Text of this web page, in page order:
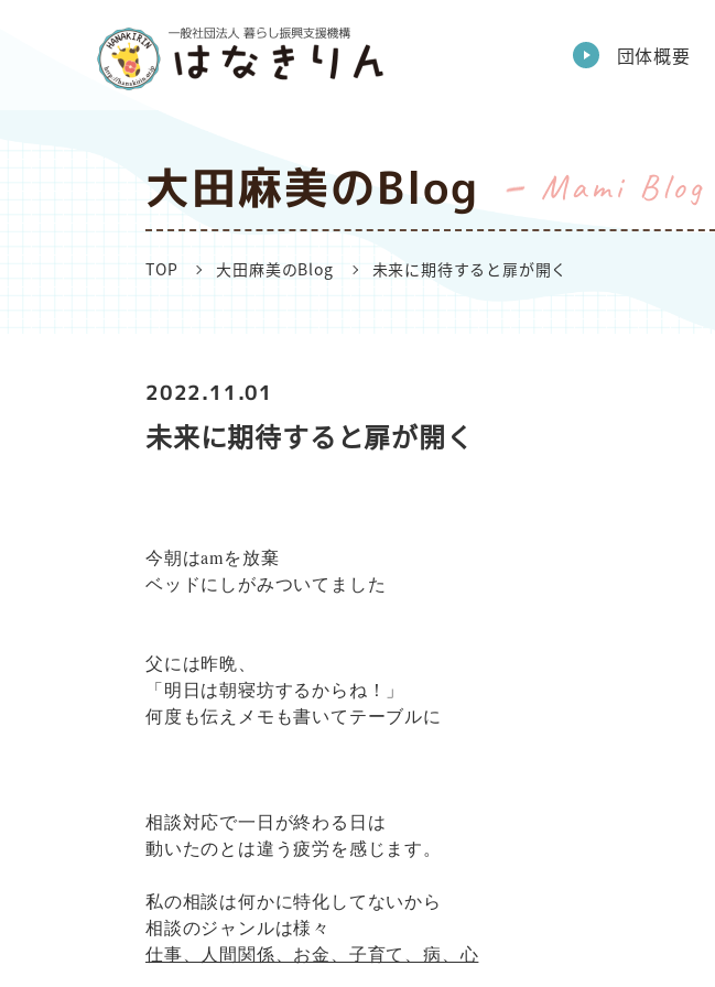
団体概要
大田麻美のBlog Mami Blog
TOP 大田麻美のBlog 未来に期待すると扉が開く
2022.11.01
未来に期待すると扉が開く
今朝はamを放棄
ベッドにしがみついてました
父には昨晩、
「明日は朝寝坊するからね！」
何度も伝えメモも書いてテーブルに
相談対応で一日が終わる日は
動いたのとは違う疲労を感じます。
私の相談は何かに特化してないから
相談のジャンルは様々
仕事、人間関係、お金、子育て、病、心